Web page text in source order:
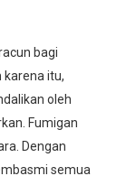
bagi
karena itu,
oleh
Fumigan
Dengan
semua